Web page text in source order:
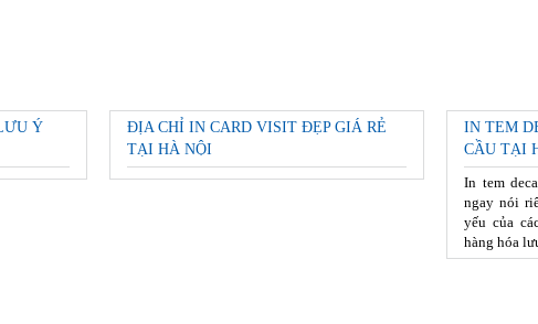
Ý
ĐỊA CHỈ IN CARD VISIT ĐẸP GIÁ RẺ
TẠI HÀ NỘI
IN TEM
CẦU TẠI
In tem
ngay nói
yếu của
hàng hóa